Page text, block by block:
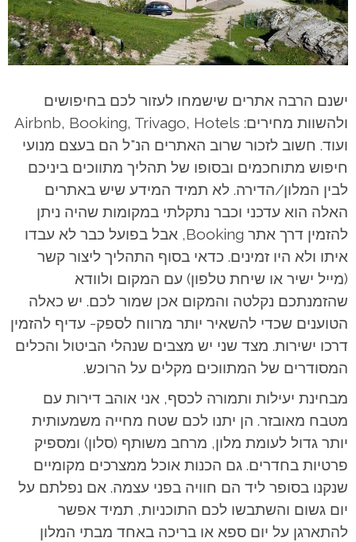
ישנם הרבה אתרים שישמחו לעזור לכם בחיפושים
ולהשוות מחירים: Airbnb, Booking, Trivago, Hotels
ועוד. חשוב לזכור שרוב האתרים הנ"ל הם בעצם מנועי
חיפוש מתוחכמים ובסופו של תהליך מתווכים ביניכם
לבין המלון/הדירה. לא תמיד המידע שיש באתרים
האלה הוא עדכני וכבר נתקלתי במקומות שהיה ניתן
להזמין דרך אתר Booking, אבל בפועל כבר לא עבדו
איתו ולא היו זמינים. כדאי בסוף התהליך ליצור קשר
(מייל ישיר או שיחת טלפון) עם המקום ולוודא
שהזמנתכם נקלטה והמקום אכן שמור לכם. יש כאלה
הטוענים שכדי להשאיר יותר מרווח לספק- עדיף להזמין
דרכו ישירות. מצד שני יש מצבים שנהלי הביטול והכלים
המסודרים של המתווכים מקלים על הרוכש.
מבחינת יעילות ותמורה לכסף, אני אוהב דירות עם
מטבח מאובזר. הן יתנו לכם שטח מחייה משמעותית
יותר גדול לעומת מלון, מרחב משותף (סלון) ומספיק
פרטיות בחדרים. גם הכנות אוכל ממצרכים מקומיים
שנקנו בסופר ליד הם חוויה בפני עצמה. אם נפלתם על
יום גשום והשתבשו לכם התוכניות, תמיד אפשר
להתארגן על יום ספא או בריכה באחד מבתי המלון